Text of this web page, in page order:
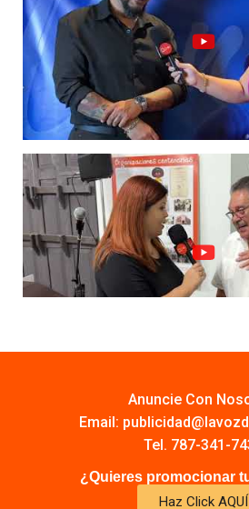
Anuncie Con
Email:
Tel. 787-341-
¿Quieres promocionar
Haz Click AQUÍ